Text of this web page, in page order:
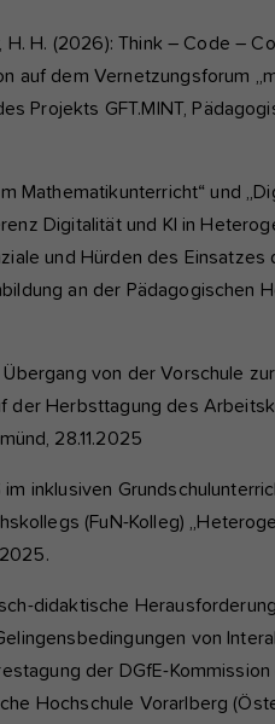
H. H. (2026): Think – Code –
auf dem Vernetzungsforum
Projekts GFT.MINT,
Mathematikunterricht“ und
Digitalität und KI in
und Hürden des Einsatzes
an der Pädagogischen
von der Vorschule
der Herbsttagung des
28.11.2025
inklusiven
(FuN-Kolleg)
didaktische
von
der DGfE-
Hochschule Vorarlberg